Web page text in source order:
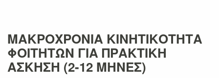
ΜΑΚΡΟΧΡΟΝΙΑ ΚΙΝΗΤΙΚΟΤΗΤΑ
ΦΟΙΤΗΤΩΝ ΓΙΑ ΠΡΑΚΤΙΚΗ
ΑΣΚΗΣΗ (2-12 ΜΗΝΕΣ)